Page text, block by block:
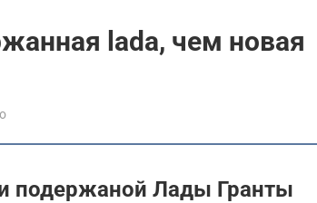
lada, чем новая
подержаной Лады Гранты